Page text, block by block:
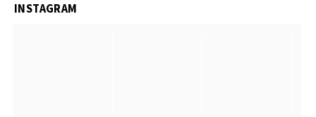
INSTAGRAM